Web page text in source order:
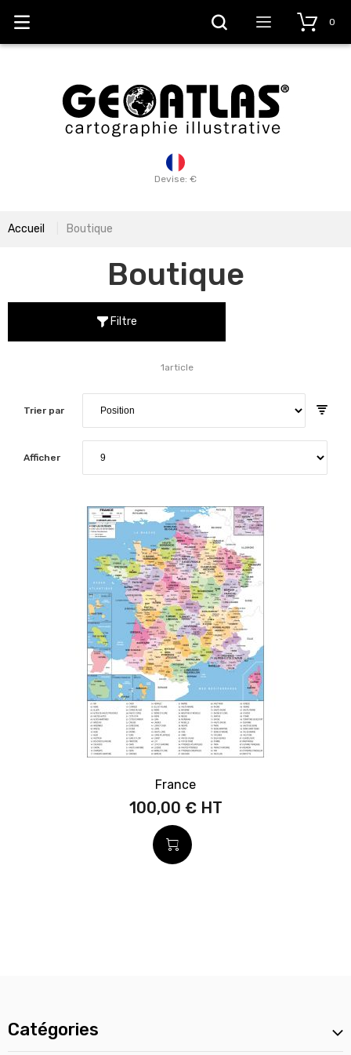
Devise: €
0
Accueil Boutique
Boutique
Filtre
Trier par
1article
Afficher
France
100,00 €
Catégories